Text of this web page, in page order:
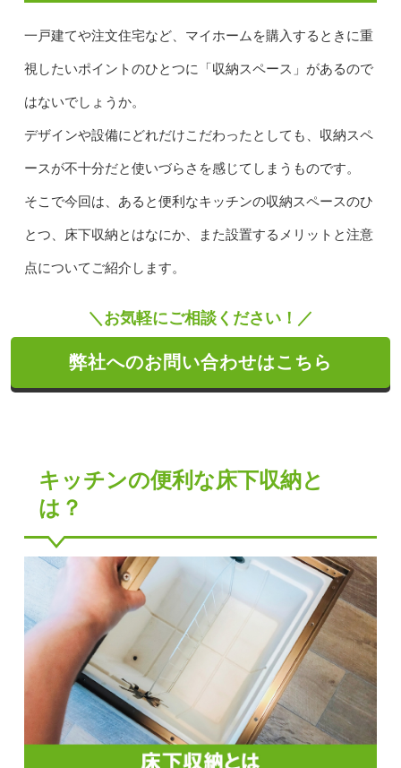
一戸建てや注文住宅など、マイホームを購入するときに重
視したいポイントのひとつに「収納スペース」があるので
はないでしょうか。
デザインや設備にどれだけこだわったとしても、収納スペ
ースが不十分だと使いづらさを感じてしまうものです。
そこで今回は、あると便利なキッチンの収納スペースのひ
とつ、床下収納とはなにか、また設置するメリットと注意
点についてご紹介します。
＼お気軽にご相談ください！／
弊社へのお問い合わせはこちら
キッチンの便利な床下収納と
は？